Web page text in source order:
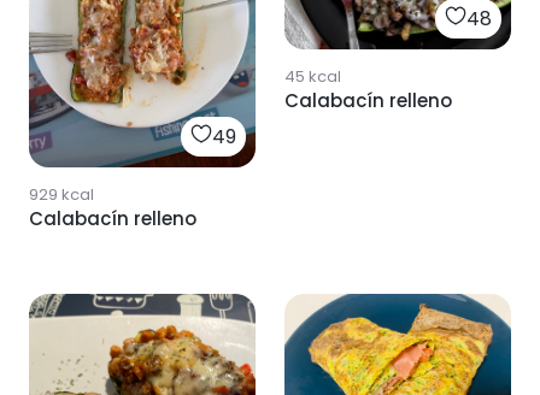
49
929 kcal
Calabacín relleno
48
45 kcal
Calabacín relleno